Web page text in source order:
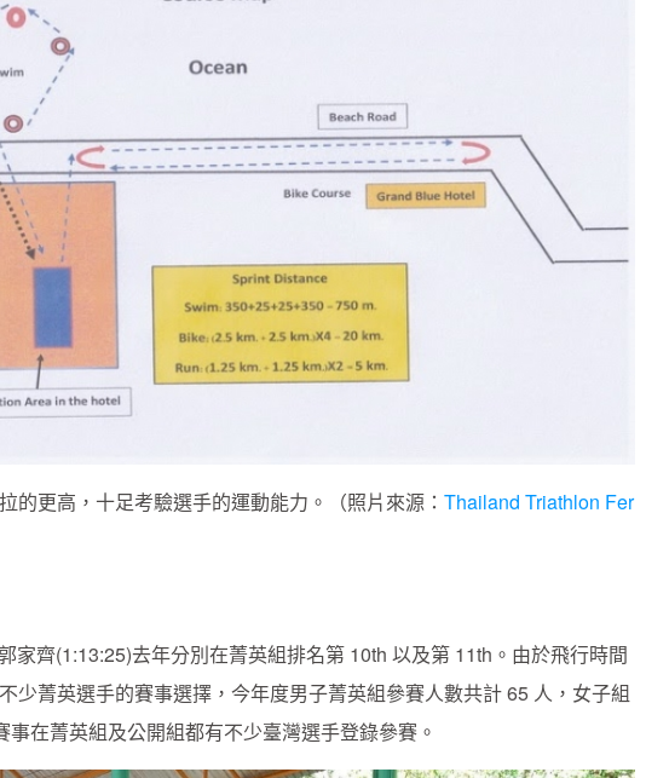
的更高，十足考驗選手的運動能力。（照片來源： Thailand Triathlon Fer
家齊(1:13:25)去年分別在菁英組排名第 10th 以及第 11th。由於飛行時間
少菁英選手的賽事選擇，今年度男子菁英組參賽人數共計 65 人，女子組
在菁英組及公開組都有不少臺灣選手登錄參賽。